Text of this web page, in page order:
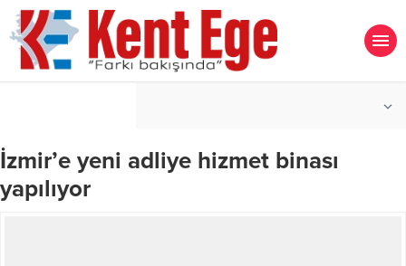
İzmir’e yeni adliye hizmet binası
yapılıyor